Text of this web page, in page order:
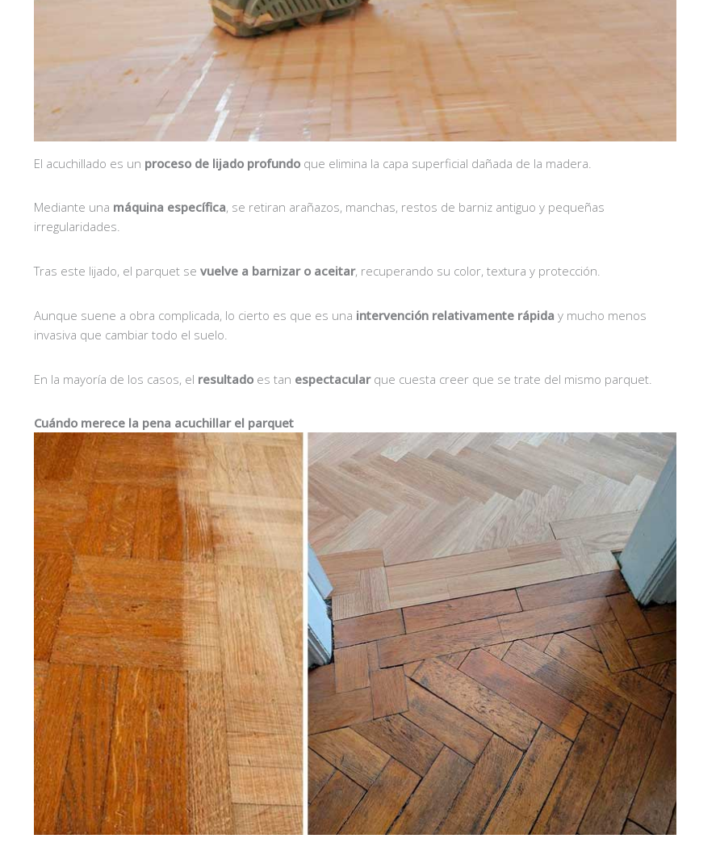
El acuchillado es un proceso de lijado profundo que elimina la capa superficial dañada de la madera.
Mediante una máquina específica, se retiran arañazos, manchas, restos de barniz antiguo y pequeñas
irregularidades.
Tras este lijado, el parquet se vuelve a barnizar o aceitar, recuperando su color, textura y protección.
Aunque suene a obra complicada, lo cierto es que es una intervención relativamente rápida y mucho menos
invasiva que cambiar todo el suelo.
En la mayoría de los casos, el resultado es tan espectacularque cuesta creer que se trate del mismo parquet.
Cuándo merece la pena acuchillar el parquet